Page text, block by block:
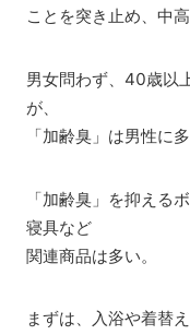
ことを突き止め、中
男女問わず、40歳以
が、
「加齢臭」は男性に
「加齢臭」を抑える
寝具など
関連商品は多い。
まずは、入浴や着替